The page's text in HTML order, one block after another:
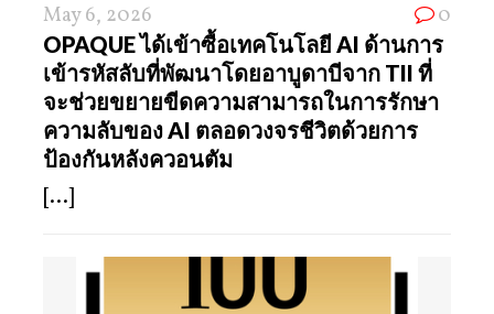
May 6, 2026 0
OPAQUE ได้เข้าซื้อเทคโนโลยี AI ด้านการ
เข้ารหัสลับที่พัฒนาโดยอาบูดาบีจาก TII ที่
จะช่วยขยายขีดความสามารถในการรักษา
ความลับของ AI ตลอดวงจรชีวิตด้วยการ
ป้องกันหลังควอนตัม
[...]